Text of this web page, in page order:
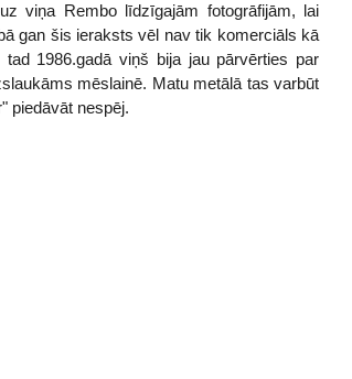
viņa Rembo līdzīgajām fotogrāfijām, lai
gan šis ieraksts vēl nav tik komerciāls kā
1986.gadā viņš bija jau pārvērties par
mēslainē. Matu metālā tas varbūt
piedāvāt nespēj.